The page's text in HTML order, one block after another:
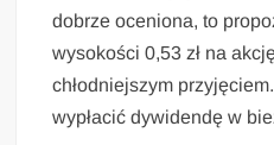
dobrze oceniona, to
wysokości 0,53 zł na
chłodniejszym
wypłacić dywidendę w